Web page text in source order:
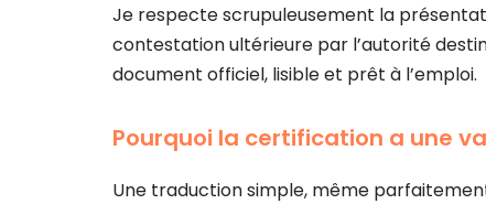
Je respecte scrupuleusement la
contestation ultérieure par l’autorité
document officiel, lisible et prêt à l’emploi.
Pourquoi la certification a une
Une traduction simple, même